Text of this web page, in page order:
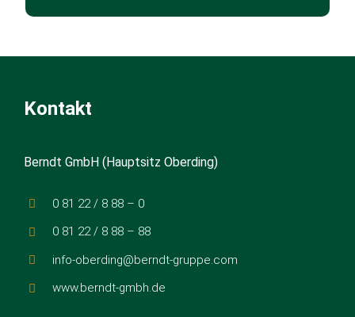
Kontakt
Berndt GmbH (Hauptsitz Oberding)
0 81 22 / 8 88 – 0
0 81 22 / 8 88 – 88
info-oberding@berndt-gruppe.com
www.berndt-gmbh.de